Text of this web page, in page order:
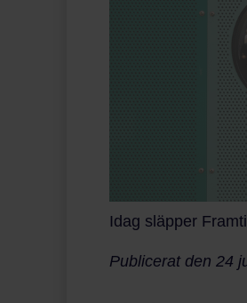
Idag släpper
Publicerat den 24